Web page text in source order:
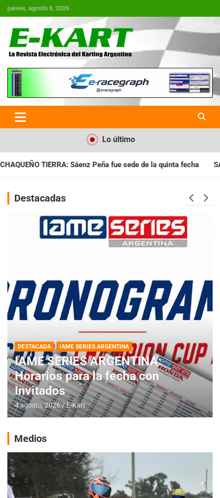
Saltar
al
jueves, agosto 6, 2026
E-Kart.com.ar | La Revista
Electrónica del Karting en
Argentina
Lo último
fue sede de la quinta fecha SANTIAGUEÑO: Se cumplió con
Destacadas
DESTACADA IAME SERIES ARGENTINA
IAME SERIES ARGENTINA:
Horarios para la fecha con
Invitados
4 agosto, 2026 E-Kart
Medios